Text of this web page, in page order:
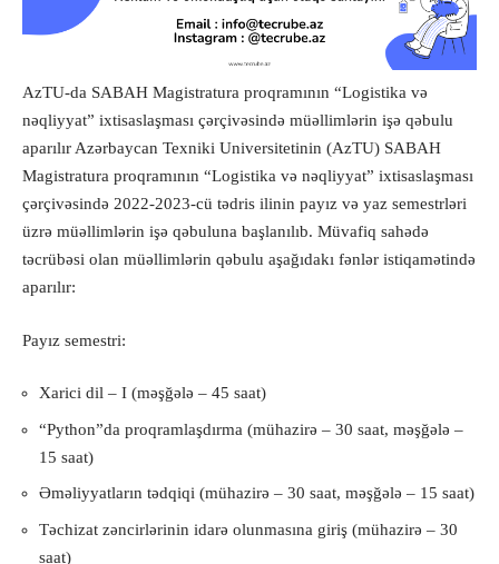
AzTU-da SABAH Magistratura proqramının “Logistika və
nəqliyyat” ixtisaslaşması çərçivəsində müəllimlərin işə qəbulu
aparılır Azərbaycan Texniki Universitetinin (AzTU) SABAH
Magistratura proqramının “Logistika və nəqliyyat” ixtisaslaşması
çərçivəsində 2022-2023-cü tədris ilinin payız və yaz semestrləri
üzrə müəllimlərin işə qəbuluna başlanılıb. Müvafiq sahədə
təcrübəsi olan müəllimlərin qəbulu aşağıdakı fənlər istiqamətində
aparılır:
Payız semestri:
Xarici dil – I (məşğələ – 45 saat)
“Python”da proqramlaşdırma (mühazirə – 30 saat, məşğələ –
15 saat)
Əməliyyatların tədqiqi (mühazirə – 30 saat, məşğələ – 15 saat)
Təchizat zəncirlərinin idarə olunmasına giriş (mühazirə – 30
saat)